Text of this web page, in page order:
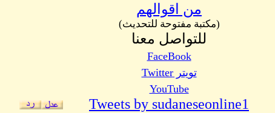
من اقوالهم
(مكتبة مفتوحة للتحديث)
للتواصل معنا
FaceBook
تويتر Twitter
YouTube
Tweets by sudaneseonline1